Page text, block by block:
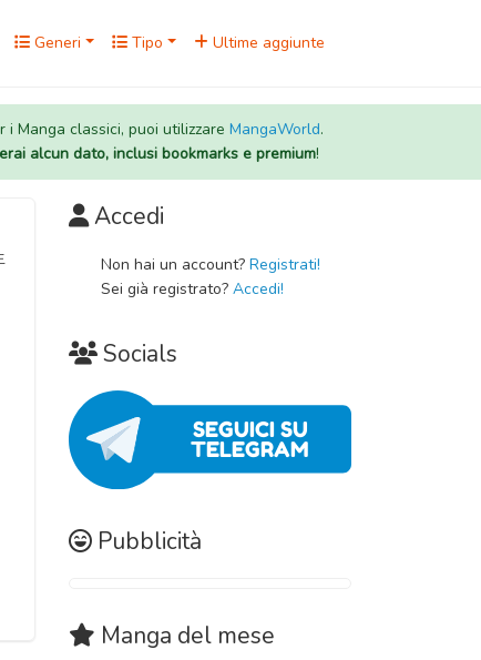
Generi Tipo Ultime aggiunte
i Manga classici, puoi utilizzare MangaWorld.
alcun dato, inclusi bookmarks e premium!
Accedi
Non hai un account? Registrati!
Sei già registrato? Accedi!
Socials
Pubblicità
Manga del mese